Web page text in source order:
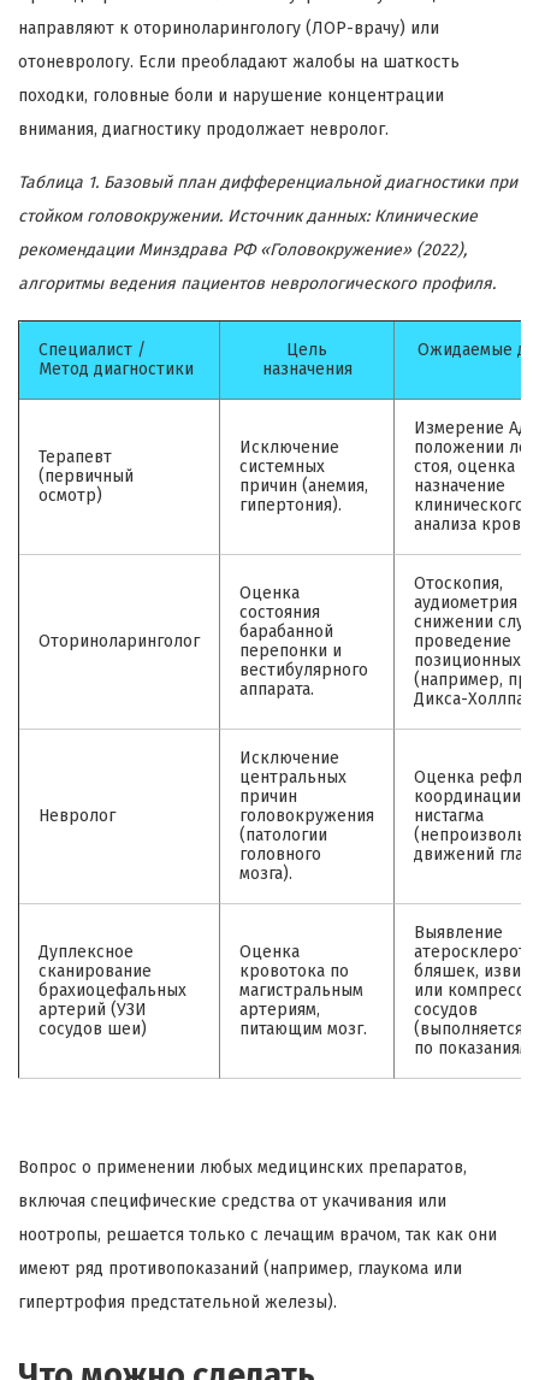
направляют к оториноларингологу (ЛОР-врачу) или
отоневрологу. Если преобладают жалобы на шаткость
походки, головные боли и нарушение концентрации
внимания, диагностику продолжает невролог.
Таблица 1. Базовый план дифференциальной диагностики при
стойком головокружении. Источник данных: Клинические
рекомендации Минздрава РФ «Головокружение» (2022),
алгоритмы ведения пациентов неврологического профиля.
Специалист /
Метод диагностики
Цель
назначения
Ожидаемые
Терапевт
(первичный
осмотр)
Исключение
системных
причин (анемия,
гипертония).
Измерение АД
положении
стоя, оценка
назначение
клинического
анализа крови.
Оториноларинголог
Оценка
состояния
барабанной
перепонки и
вестибулярного
аппарата.
Отоскопия,
аудиометрия
снижении
проведение
позиционных
(например,
Дикса-
Невролог
Исключение
центральных
причин
головокружения
(патологии
головного
мозга).
Оценка
координации,
нистагма
движений
Дуплексное
сканирование
брахиоцефальных
артерий (УЗИ
сосудов шеи)
Оценка
кровотока по
магистральным
артериям,
питающим мозг.
Выявление
бляшек,
или
сосудов
(выполняется
по показаниям).
Вопрос о применении любых медицинских препаратов,
включая специфические средства от укачивания или
ноотропы, решается только с лечащим врачом, так как они
имеют ряд противопоказаний (например, глаукома или
гипертрофия предстательной железы).